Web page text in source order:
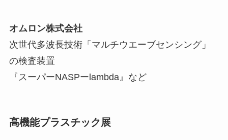
オムロン株式会社
次世代多波長技術「マルチウエーブセンシング」
の検査装置
『スーパーNASPーlambda』など
高機能プラスチック展